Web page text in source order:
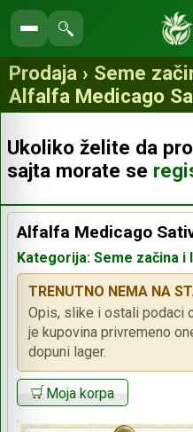
Pretraga
prodavnice
Prodaja › Seme
Alfalfa Medicago
Ukoliko želite da
sajta morate se
Alfalfa Medicago
Kategorija: Seme začina
TRENUTNO NEMA NA
Opis, slike i ostali podaci
je kupovina privremeno
dopuni lager.
Moja korpa